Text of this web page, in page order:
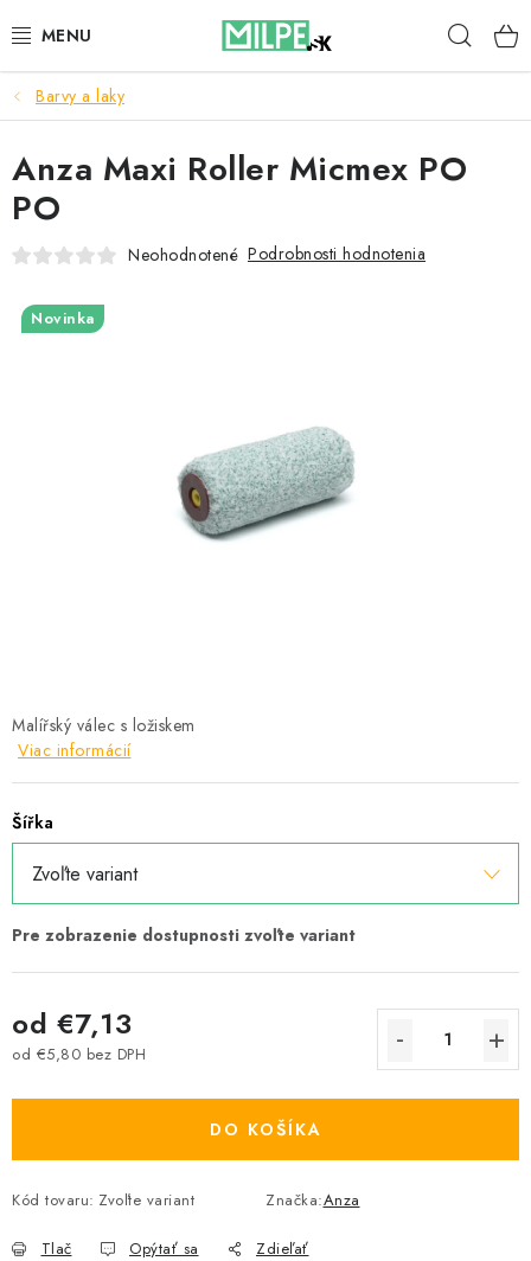
na
STREŠNÉ OKNÁ
PODKROVNÉ SCHODY
DOM A ZÁHRADA
Reklamace a vrácení zboží
Zásady používania súborov cookie
Barvy a laky
Malířský válec s ložiskem
Viac informácií
Šířka
od €7,13
od €5,80 bez DPH
DO KOŠÍKA
Kód tovaru: Zvoľte variant Značka:Anza
Tlač Opýtať sa Zdieľať
Anza Maxi Roller Micmex PO
PO
Neohodnotené Podrobnosti hodnotenia
Novinka